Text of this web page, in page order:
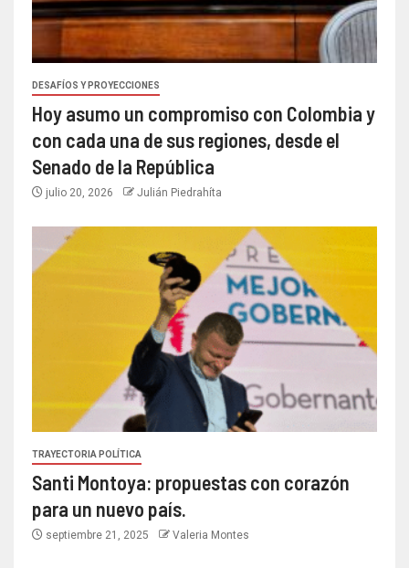
DESAFÍOS Y PROYECCIONES
Hoy asumo un compromiso con Colombia y
con cada una de sus regiones, desde el
Senado de la República
julio 20, 2026 Julián Piedrahíta
TRAYECTORIA POLÍTICA
Santi Montoya: propuestas con corazón
para un nuevo país.
septiembre 21, 2025 Valeria Montes